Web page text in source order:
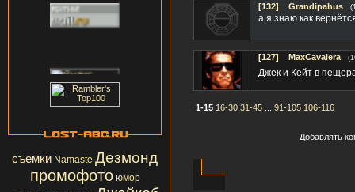
съемки Namaste Дезмонд
промофото юмор
[132] Grandipahus
а я знаю как
[127] MaxCavalera
Джек и Кейт в
1-15 16-30 31-45 91-105 106-116
Добавлять